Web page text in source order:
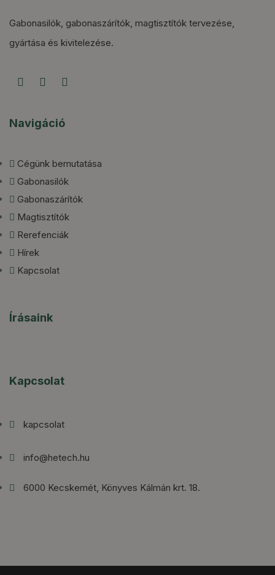
Gabonasilók, gabonaszárítók, magtisztítók tervezése,
gyártása és kivitelezése.
Navigáció
Cégünk bemutatása
Gabonasilók
Gabonaszárítók
Magtisztítók
Rerefenciák
Hírek
Kapcsolat
Írásaink
Kapcsolat
kapcsolat
info@hetech.hu
6000 Kecskemét, Könyves Kálmán krt. 18.